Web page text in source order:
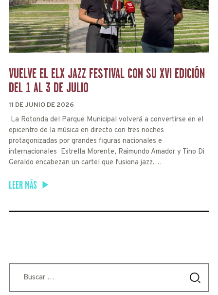
VUELVE EL ELX JAZZ FESTIVAL CON SU XVI EDICIÓN
DEL 1 AL 3 DE JULIO
11 DE JUNIO DE 2026
La Rotonda del Parque Municipal volverá a convertirse en el
epicentro de la música en directo con tres noches
protagonizadas por grandes figuras nacionales e
internacionales Estrella Morente, Raimundo Amador y Tino Di
Geraldo encabezan un cartel que fusiona jazz,…
LEER MÁS